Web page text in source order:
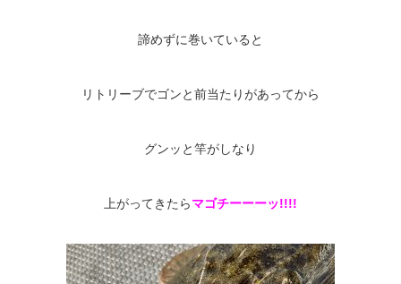
諦めずに巻いていると
リトリーブでゴンと前当たりがあってから
グンッと竿がしなり
上がってきたらマゴチーーーッ!!!!